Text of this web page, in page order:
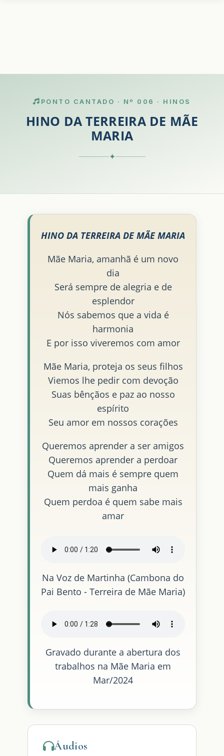
PONTO CANTADO · Nº 006 · HINOS
HINO DA TERREIRA DE MÃE
MARIA
✦
HINO DA TERREIRA DE MÃE MARIA
Mãe Maria, amanhã é um novo
dia
Será sempre de alegria e de
esplendor
Nós sabemos que a vida é
harmonia
E por isso viveremos com amor
Mãe Maria, proteja os seus filhos
Viemos lhe pedir com devoção
Suas bênçãos e paz ao nosso
espírito
Seu amor em nossos corações
Queremos aprender a ser amigos
Queremos aprender a perdoar
Quem dá mais é sempre quem
mais ganha
Quem perdoa é quem sabe mais
amar
Na Voz de Martinha (Cambona do
Pai Bento - Terreira de Mãe Maria)
Gravado durante a abertura dos
trabalhos na Mãe Maria em
Mar/2024
Áudios